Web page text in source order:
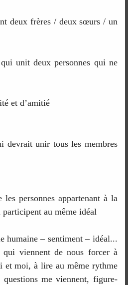
deux frères / deux sœurs / un
unit deux personnes qui ne
et d’amitié
devrait unir tous les membres
personnes appartenant à la
au même idéal
humaine – sentiment – idéal...
qui viennent de nous forcer à
et moi, à lire au même rythme
me viennent, figure-